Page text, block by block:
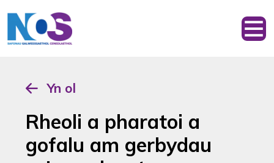
Yn ol
Rheoli a pharatoi a
gofalu am gerbydau